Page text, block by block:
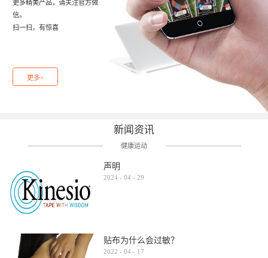
更多精美产品，请关注官方微
信。
扫一扫，有惊喜
更多+
新闻资讯
健康运动
声明
2024 - 04 - 29
贴布为什么会过敏？
2022 - 04 - 17